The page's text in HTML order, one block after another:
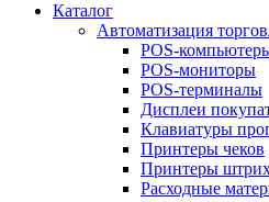
Каталог
Автоматизация
POS-
POS-мониторы
POS-терминалы
Дисплеи
Клавиатуры
Принтеры чеков
Принтеры
Расходные